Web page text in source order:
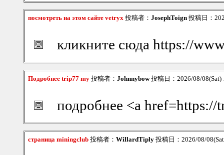
посмотреть на этом сайте vetryx 投稿者： JosephToign 投稿日：
кликните сюда https://
Подробнее trip77 my 投稿者： Johnnybow投稿日：2026/08/
подробнее <a href=https://
страница miningclub 投稿者： WillardTiply 投稿日：2026/08/